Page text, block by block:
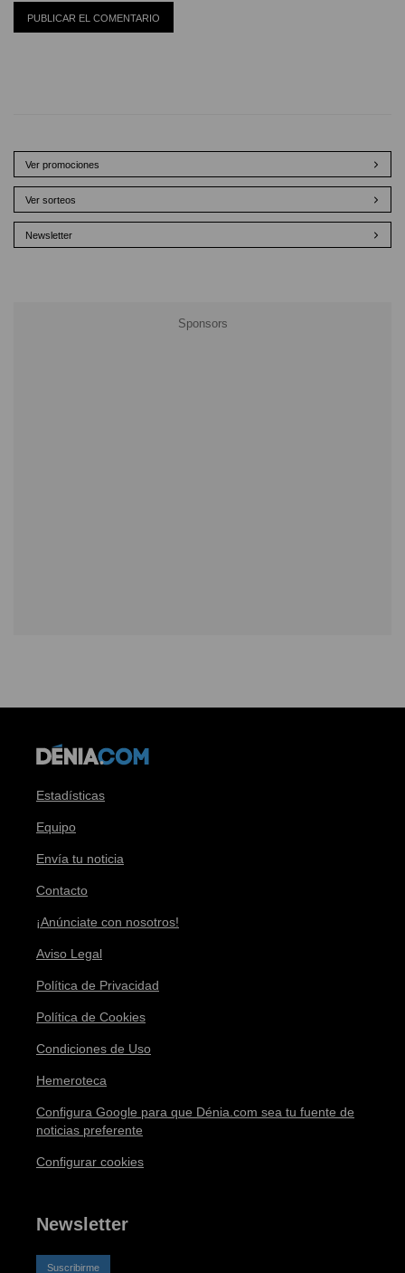
Ver promociones
Ver sorteos
Newsletter
Estadísticas
Equipo
Envía tu noticia
Contacto
¡Anúnciate con nosotros!
Aviso Legal
Política de Privacidad
Política de Cookies
Condiciones de Uso
Hemeroteca
Configura Google para que Dénia.com sea tu fuente de
noticias preferente
Configurar cookies
Newsletter
Suscribirme